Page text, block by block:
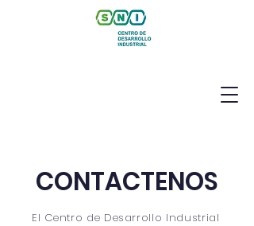
CONTACTENOS
El Centro de Desarrollo Industrial